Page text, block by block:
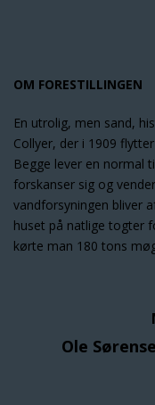
OM FORESTILLINGEN
En utrolig, men sand,
Collyer, der i 1909
Begge lever en normal
forskanser sig og
vandforsyningen bliver
huset på natlige togter
kørte man 180 tons
Ole